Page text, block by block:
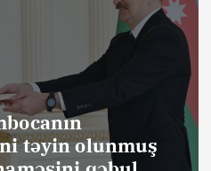
təyin olunmuş